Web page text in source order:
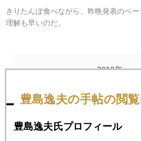
きりたんぽ食べながら、昨晩発表のベ
理解も早いのだ。
2010年
9月 10月
豊島逸夫の手帖の閲
豊島逸夫氏プロフィール